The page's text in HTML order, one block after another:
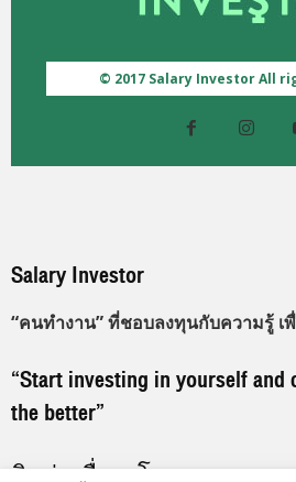
© 2017 Salary Investor All
Salary Investor
“คนทำงาน” ที่ชอบลงทุนกับความรู้ เ
“Start investing in yourself
the better”